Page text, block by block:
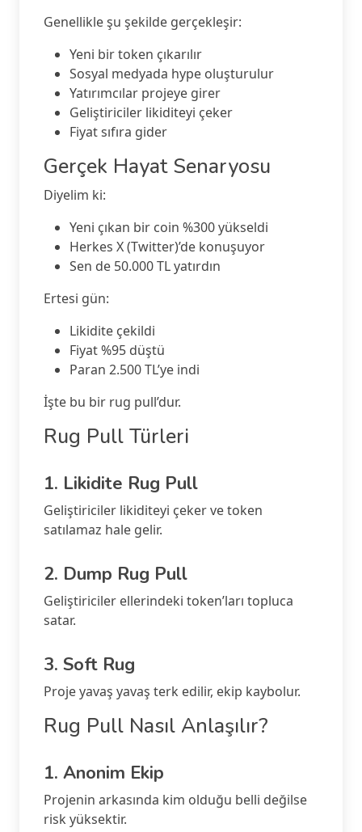
Genellikle şu şekilde gerçekleşir:
Yeni bir token çıkarılır
Sosyal medyada hype oluşturulur
Yatırımcılar projeye girer
Geliştiriciler likiditeyi çeker
Fiyat sıfıra gider
Gerçek Hayat Senaryosu
Diyelim ki:
Yeni çıkan bir coin %300 yükseldi
Herkes X (Twitter)’de konuşuyor
Sen de 50.000 TL yatırdın
Ertesi gün:
Likidite çekildi
Fiyat %95 düştü
Paran 2.500 TL’ye indi
İşte bu bir rug pull’dur.
Rug Pull Türleri
1. Likidite Rug Pull
Geliştiriciler likiditeyi çeker ve token
satılamaz hale gelir.
2. Dump Rug Pull
Geliştiriciler ellerindeki token’ları topluca
satar.
3. Soft Rug
Proje yavaş yavaş terk edilir, ekip kaybolur.
Rug Pull Nasıl Anlaşılır?
1. Anonim Ekip
Projenin arkasında kim olduğu belli değilse
risk yüksektir.